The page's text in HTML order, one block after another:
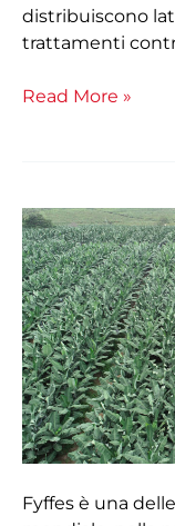
distribuiscono
trattamenti
Read More »
Fyffes è una
Fyffes
e
il
Whirlwind
M612
Martignani